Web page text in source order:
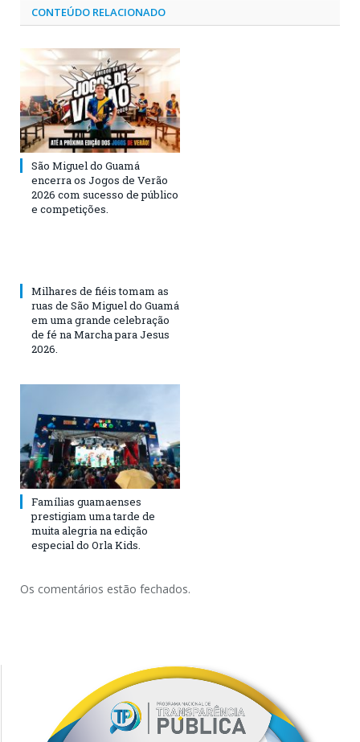
CONTEÚDO RELACIONADO
São Miguel do Guamá
encerra os Jogos de Verão
2026 com sucesso de público
e competições.
Milhares de fiéis tomam as
ruas de São Miguel do Guamá
em uma grande celebração
de fé na Marcha para Jesus
2026.
Famílias guamaenses
prestigiam uma tarde de
muita alegria na edição
especial do Orla Kids.
Os comentários estão fechados.